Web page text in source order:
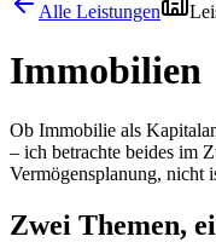
Alle Leistungen
Immobilien
Ob Immobilie als
– ich betrachte beides im
Vermögensplanung, nicht
Zwei Themen,